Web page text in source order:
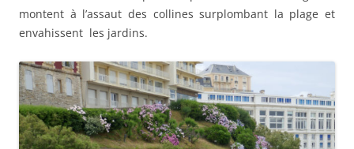
montent à l’assaut des collines surplombant la plage et
envahissent les jardins.